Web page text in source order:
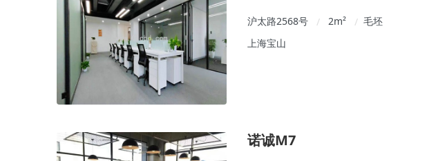
沪太路2568号 / 2m² / 毛坯
上海宝山
诺诚M7